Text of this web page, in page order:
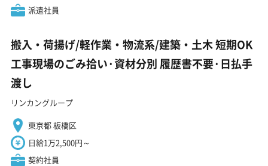
派遣社員
搬入・荷揚げ/軽作業・物流系/建築・土木 短期OK
工事現場のごみ拾い·資材分別 履歴書不要·日払手
渡し
リンカングループ
東京都 板橋区
日給1万2,500円～
契約社員